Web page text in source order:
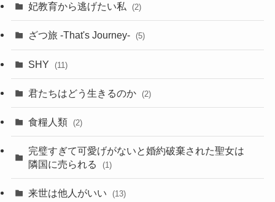
妃教育から逃げたい私 (2)
ざつ旅 -That's Journey- (5)
SHY (11)
君たちはどう生きるのか (2)
食糧人類 (2)
完璧すぎて可愛げがないと婚約破棄された聖女は
隣国に売られる
(1)
来世は他人がいい (13)